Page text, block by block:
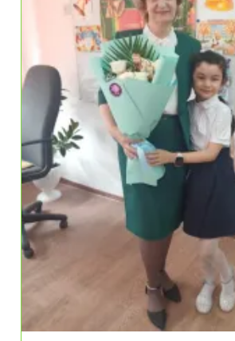
Кибербезопасности
Для
Детей